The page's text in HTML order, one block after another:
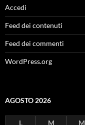
Accedi
Feed dei contenuti
Feed dei commenti
WordPress.org
AGOSTO 2026
L M M